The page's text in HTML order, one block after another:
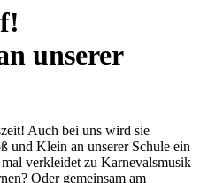
unserer
Auch bei uns wird sie
und Klein an unserer Schule ein
verkleidet zu Karnevalsmusik
Oder gemeinsam am